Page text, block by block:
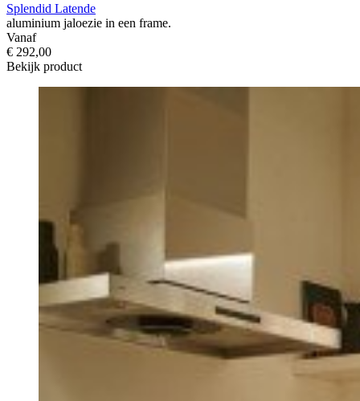
Splendid Latende
aluminium jaloezie in een frame.
Vanaf
€ 292,00
Bekijk product